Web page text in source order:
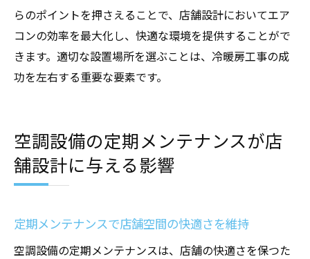
らのポイントを押さえることで、店舗設計においてエア
コンの効率を最大化し、快適な環境を提供することがで
きます。適切な設置場所を選ぶことは、冷暖房工事の成
功を左右する重要な要素です。
空調設備の定期メンテナンスが店
舗設計に与える影響
定期メンテナンスで店舗空間の快適さを維持
空調設備の定期メンテナンスは、店舗の快適さを保つた